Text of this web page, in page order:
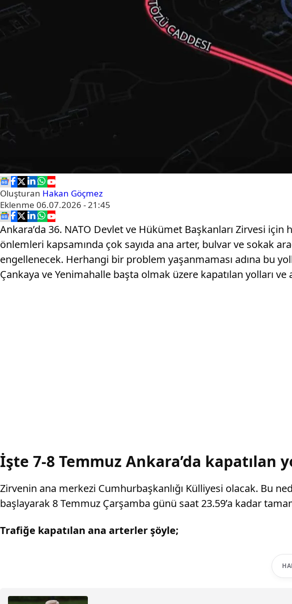
Oluşturan Hakan Göçmez
Eklenme 06.07.2026 - 21:45
Ankara’da 36. NATO Devlet ve Hükümet Başkanları Zirvesi
önlemleri kapsamında çok sayıda ana arter, bulvar ve sokak
engellenecek. Herhangi bir problem yaşanmaması adına bu
Çankaya ve Yenimahalle başta olmak üzere kapatılan yolları
İşte 7-8 Temmuz Ankara’da kapatılan
Zirvenin ana merkezi Cumhurbaşkanlığı Külliyesi olacak. Bu
başlayarak 8 Temmuz Çarşamba günü saat 23.59’a kadar
Trafiğe kapatılan ana arterler şöyle;